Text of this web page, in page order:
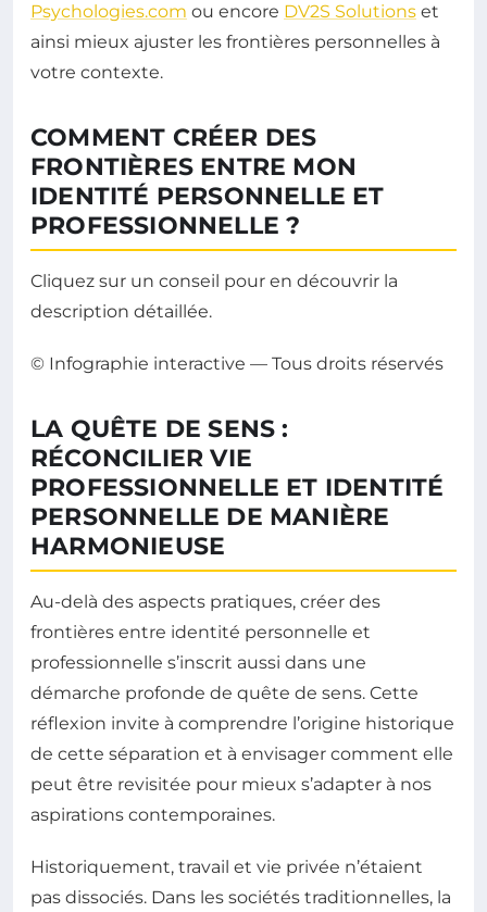
Psychologies.com ou encore DV2S Solutions et
ainsi mieux ajuster les frontières personnelles à
votre contexte.
COMMENT CRÉER DES
FRONTIÈRES ENTRE MON
IDENTITÉ PERSONNELLE ET
PROFESSIONNELLE ?
Cliquez sur un conseil pour en découvrir la
description détaillée.
© Infographie interactive — Tous droits réservés
LA QUÊTE DE SENS :
RÉCONCILIER VIE
PROFESSIONNELLE ET IDENTITÉ
PERSONNELLE DE MANIÈRE
HARMONIEUSE
Au-delà des aspects pratiques, créer des
frontières entre identité personnelle et
professionnelle s’inscrit aussi dans une
démarche profonde de quête de sens. Cette
réflexion invite à comprendre l’origine historique
de cette séparation et à envisager comment elle
peut être revisitée pour mieux s’adapter à nos
aspirations contemporaines.
Historiquement, travail et vie privée n’étaient
pas dissociés. Dans les sociétés traditionnelles, la